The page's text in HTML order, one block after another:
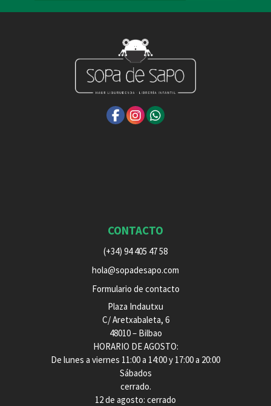
CONTACTO
(+34) 94 405 47 58
hola@sopadesapo.com
Formulario de contacto
Plaza Indautxu
C/ Aretxabaleta, 6
48010 – Bilbao
HORARIO DE AGOSTO:
De lunes a viernes 11:00 a 14:00 y 17:00 a 20:00
Sábados
cerrado.
12 de agosto: cerrado